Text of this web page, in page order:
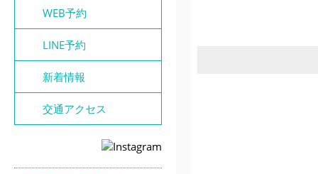
WEB予約
LINE予約
新着情報
交通アクセス